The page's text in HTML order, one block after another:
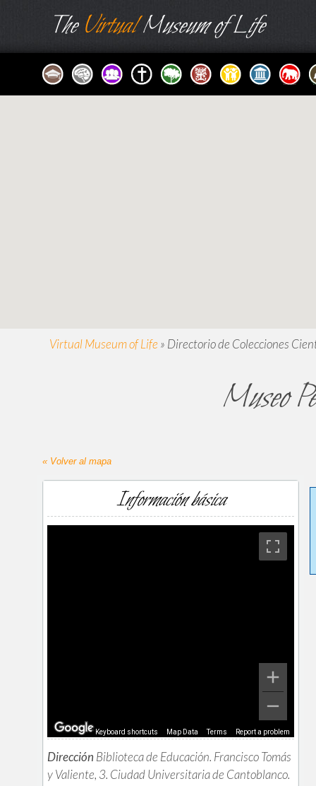
TheVirtualMuseum of Life
Virtual Museum of Life » Directorio de Colecciones
Museo
« Volver al mapa
Información básica
Keyboard shortcuts Map Data Terms Report a problem
Dirección Biblioteca de Educación. Francisco Tomás
y Valiente, 3. Ciudad Universitaria de Cantoblanco.